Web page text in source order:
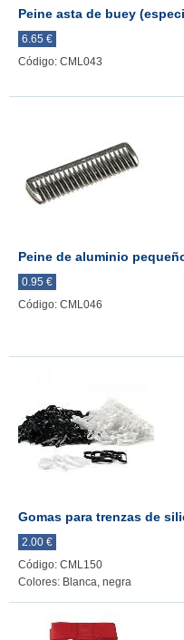
Peine asta de buey
6.65 €
Código: CML043
Peine de aluminio
0.95 €
Código: CML046
Gomas para trenzas de
2.00 €
Código: CML150
Colores: Blanca, negra